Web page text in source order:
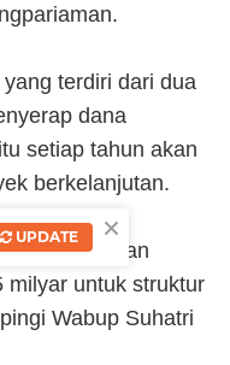
terdiri dari dua
dana
setiap tahun akan
berkelanjutan.
2017, diajukan
milyar untuk struktur
Wabup Suhatri
×
UPDATE